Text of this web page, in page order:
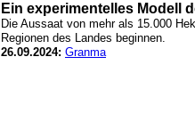
Ein experimentelles Modell
Die Aussaat von mehr als 15.000
Regionen des Landes beginnen.
26.09.2024: Granma